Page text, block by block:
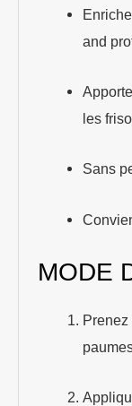
and
les
Sans
MODE